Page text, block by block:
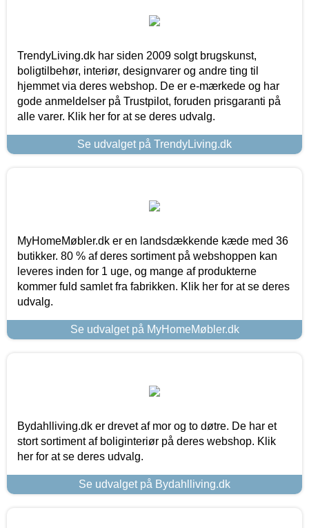
TrendyLiving.dk har siden 2009 solgt brugskunst,
boligtilbehør, interiør, designvarer og andre ting til
hjemmet via deres webshop. De er e-mærkede og har
gode anmeldelser på Trustpilot, foruden prisgaranti på
alle varer. Klik her for at se deres udvalg.
Se udvalget på TrendyLiving.dk
MyHomeMøbler.dk er en landsdækkende kæde med 36
butikker. 80 % af deres sortiment på webshoppen kan
leveres inden for 1 uge, og mange af produkterne
kommer fuld samlet fra fabrikken. Klik her for at se deres
udvalg.
Se udvalget på MyHomeMøbler.dk
Bydahlliving.dk er drevet af mor og to døtre. De har et
stort sortiment af boliginteriør på deres webshop. Klik
her for at se deres udvalg.
Se udvalget på Bydahlliving.dk